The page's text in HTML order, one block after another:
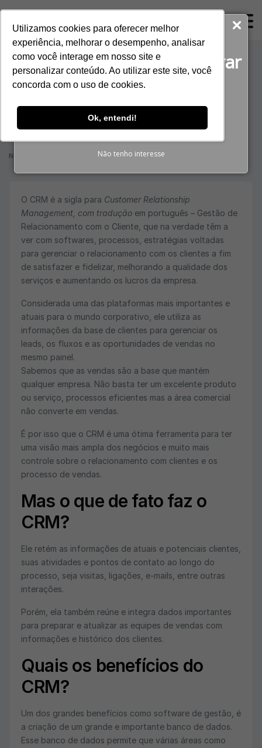
Baixe agora gratuitamente!
O guia completo para gerar
Reuniões Qualificadas
BAIXAR E-BOOK
Não tenho interesse
Utilizamos cookies para oferecer melhor
experiência, melhorar o desempenho, analisar
como você interage em nosso site e
personalizar conteúdo. Ao utilizar este site, você
concorda com o uso de cookies.
Ok, entendi!
ProspectaNerus
Você usa CRM? Saiba
mais sobre essa
ferramenta
NERUS SALES VENDA MAIS•6 DE JANEIRO DE 2020
O CRM é a sigla para Customer Relationship
Management, com tradução em português – Gestão de
Relacionamento com o Cliente, que na verdade têm a
ver com softwares, processos, estratégias voltadas
para gerenciar o relacionamento com os clientes a fim
de satisfazer e fidelizar, melhorando a qualidade dos
serviços e aumentando os lucros da empresa.
Considerada uma das plataformas mais importantes e
atuais para o mundo corporativo, ele utiliza as
informações da base de clientes para gerenciar os
leads, os fluxos e as oportunidades de vendas no
mesmo painel.
Sabemos que as vendas são a base que mantém
qualquer empresa. Não basta ter um excelente produto
ou serviço, processos eficientes mas a área comercial
não converte em vendas.
É por isso que o CRM é uma ótima ferramenta para ter
uma visão mais ampla dos negócios e muito mais
controle sobre o relacionamento com clientes e os
processo de vendas.
Mas o que de fato faz o
CRM?
Ele retém as informações de atuais e potenciais clientes,
suas atividades e pontos de contato ao longo do
processo, seja visitas, ligações, e-mails, entre outras
interações.
Porém, ela também reúne e integra dados importantes
para preparar e atualizar as equipes de vendas com
informações e histórico dos clientes.
Quais os benefícios do
CRM?
Um dos grandes benefícios como software de gestão, é
a criação de um grande e importante banco de dados.
Esse banco de dados permite que várias áreas como